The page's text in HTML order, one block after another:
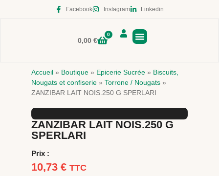
Facebook Instagram Linkedin
0,00€
0
Accueil » Boutique » Epicerie Sucrée » Biscuits,
Nougats et confiserie » Torrone / Nougats »
ZANZIBAR LAIT NOIS.250 G SPERLARI
ZANZIBAR LAIT NOIS.250 G
SPERLARI
Prix :
10,73 € TTC